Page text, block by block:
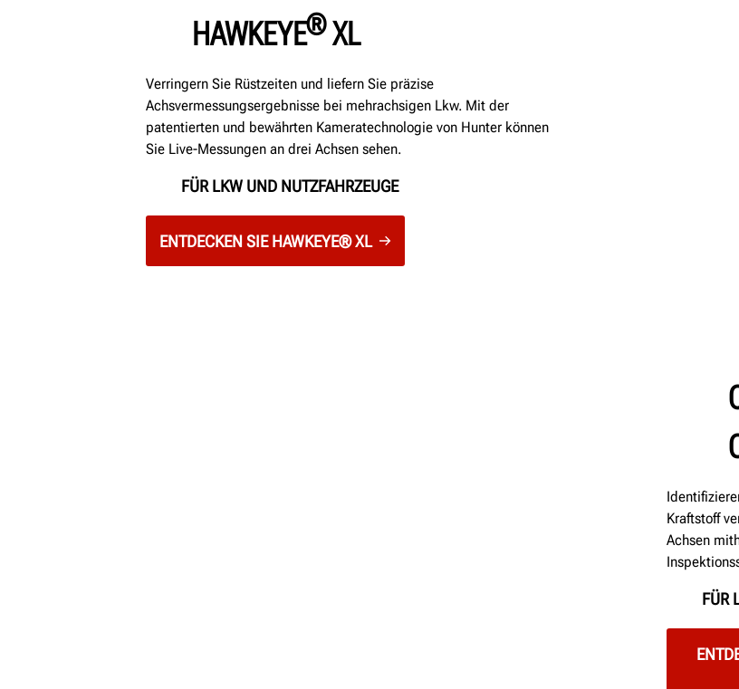
HAWKEYE®XL
Verringern Sie Rüstzeiten und liefern Sie präzise
Achsvermessungsergebnisse bei mehrachsigen Lkw. Mit der
patentierten und bewährten Kameratechnologie von Hunter können
Sie Live-Messungen an drei Achsen sehen.
FÜR LKW UND NUTZFAHRZEUGE
ENTDECKEN SIE HAWKEYE® XL
Kraftstoff
Achsen
FÜR